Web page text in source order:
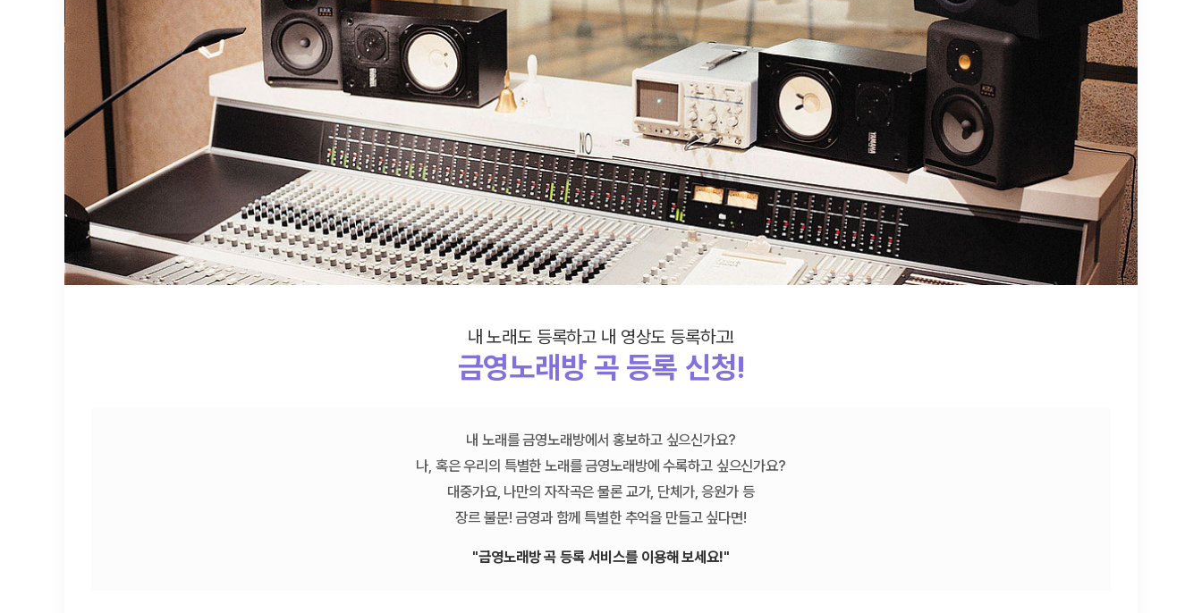
내 노래도 등록하고 내 영상도 등록하고!
금영노래방 곡 등록 신청!
내 노래를 금영노래방에서 홍보하고 싶으신가요?
나, 혹은 우리의 특별한 노래를 금영노래방에 수록하고 싶으신가요?
대중가요, 나만의 자작곡은 물론 교가, 단체가, 응원가 등
장르 불문! 금영과 함께 특별한 추억을 만들고 싶다면!
"금영노래방 곡 등록 서비스를 이용해 보세요!"